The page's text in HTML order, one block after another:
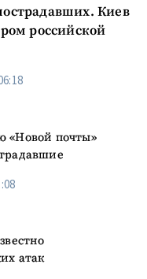
Киев
российской
«Новой почты»
атак